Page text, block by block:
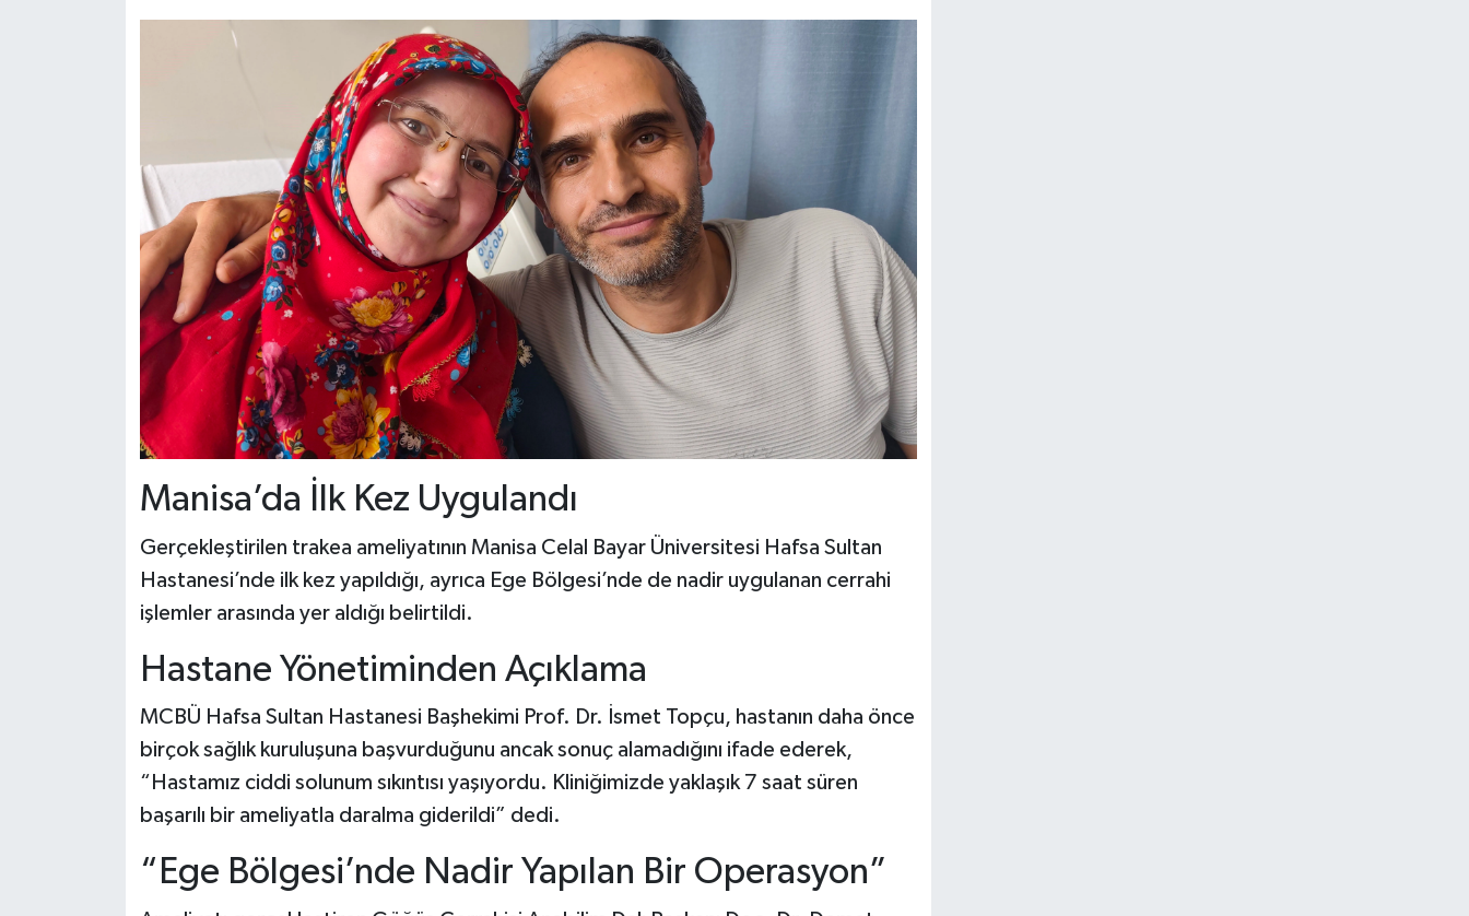
Manisa’da İlk Kez Uygulandı
Gerçekleştirilen trakea ameliyatının Manisa Celal Bayar Üniversitesi Hafsa Sultan
Hastanesi’nde ilk kez yapıldığı, ayrıca Ege Bölgesi’nde de nadir uygulanan cerrahi
işlemler arasında yer aldığı belirtildi.
Hastane Yönetiminden Açıklama
MCBÜ Hafsa Sultan Hastanesi Başhekimi Prof. Dr. İsmet Topçu, hastanın daha önce
birçok sağlık kuruluşuna başvurduğunu ancak sonuç alamadığını ifade ederek,
“Hastamız ciddi solunum sıkıntısı yaşıyordu. Kliniğimizde yaklaşık 7 saat süren
başarılı bir ameliyatla daralma giderildi” dedi.
“Ege Bölgesi’nde Nadir Yapılan Bir Operasyon”